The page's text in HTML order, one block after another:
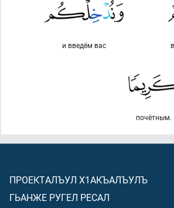
и введём вас
почётным.
ПРОЕКТАЛЪУЛ Х1АКЪАЛЪУЛЪ
ГЬАНЖЕ РУГЕЛ РЕСАЛ